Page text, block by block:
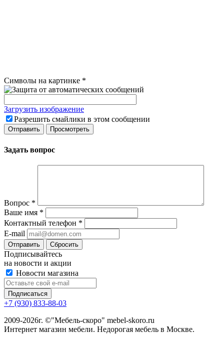
Символы на картинке *
Загрузить изображение
Разрешить смайлики в этом сообщении
Задать вопрос
Вопрос *
Ваше имя *
Контактный телефон *
E-mail
Сбросить
Подписывайтесь
на новости и акции
Новости магазина
+7 (930) 833-88-03
2009-2026г. ©"Мебель-скоро" mebel-skoro.ru
Интернет магазин мебели. Недорогая мебель в Москве.